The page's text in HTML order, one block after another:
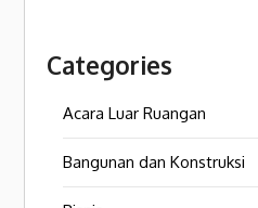
Categories
Acara Luar Ruangan
Bangunan dan Konstruksi